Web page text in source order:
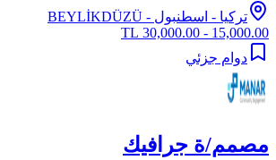
تركيا - اسطنبول - BEYLİKDÜZÜ
15,000.00 - 30,000.00 TL
دوام جزئي
مصمم/ة جرافيك